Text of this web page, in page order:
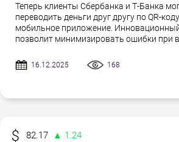
Теперь клиенты Сбербанка и Т-Банка
переводить деньги друг другу по QR-
мобильное приложение.
позволит минимизировать ошибки при
16.12.2025 168
82.17 ▲ 1.24